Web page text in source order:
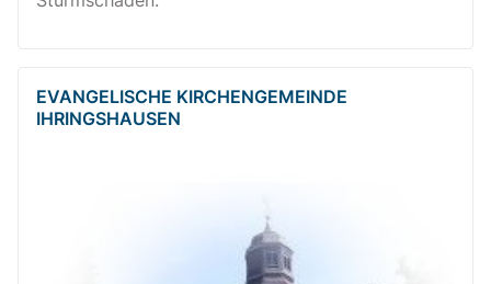
EVANGELISCHE KIRCHENGEMEINDE
IHRINGSHAUSEN